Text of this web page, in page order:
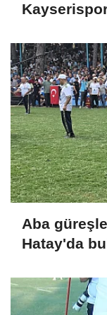
Aba
Hatay'da